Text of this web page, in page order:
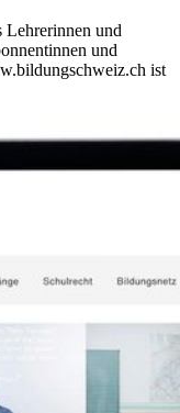
Lehrerinnen und
und
ist